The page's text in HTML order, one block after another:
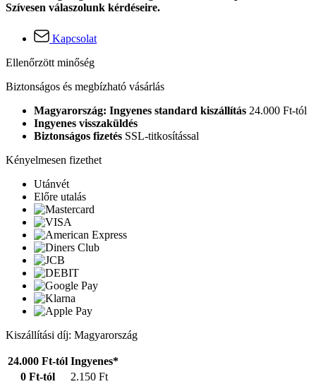
Szívesen válaszolunk kérdéseire.
Kapcsolat
Ellenőrzött minőség
Biztonságos és megbízható vásárlás
Magyarország: Ingyenes standard kiszállítás 24.000 Ft-tól
Ingyenes visszaküldés
Biztonságos fizetés SSL-titkosítással
Kényelmesen fizethet
Utánvét
Előre utalás
Kiszállítási díj: Magyarország
24.000 Ft-tól Ingyenes*
0 Ft-tól
2.150 Ft